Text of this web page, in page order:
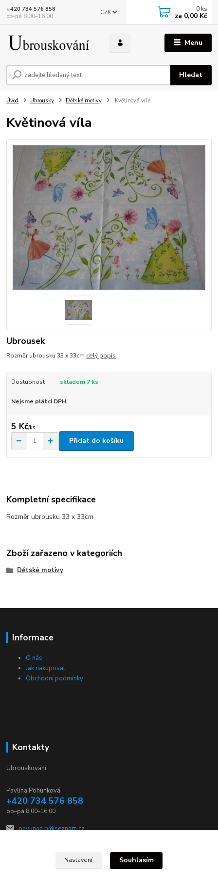
Menu
CZK
Hledat
+420 734 576 858
po–pá 8.00–16.00
0 ks
za 0,00 Kč
Úvod Ubrousky Dětské motivy Květinová víla
Květinová víla
Ubrousek
Rozměr ubrousku 33 x 33cm celý popis
Dostupnost skladem 7 ks
Nejsme plátci DPH
5 Kč/ks
Přidat do košíku
Kompletní specifikace
Rozměr ubrousku 33 x 33cm
Zboží zařazeno v kategoriích
Dětské motivy
Informace
O nás
Jak nakupovat
Obchodní podmínky
Kontakty
Ubrouskování
Pavlína Pohunková
+420 734 576 858
po–pá 8.00–16.00
pavlinaa.p@seznam.cz
Nastavení Souhlasím